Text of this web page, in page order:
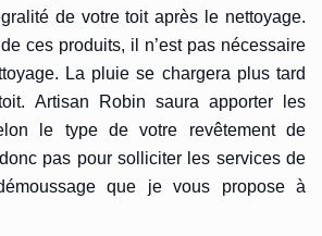
de votre toit après le nettoyage.
ces produits, il n’est pas nécessaire
La pluie se chargera plus tard
Artisan Robin saura apporter les
le type de votre revêtement de
pas pour solliciter les services de
que je vous propose à